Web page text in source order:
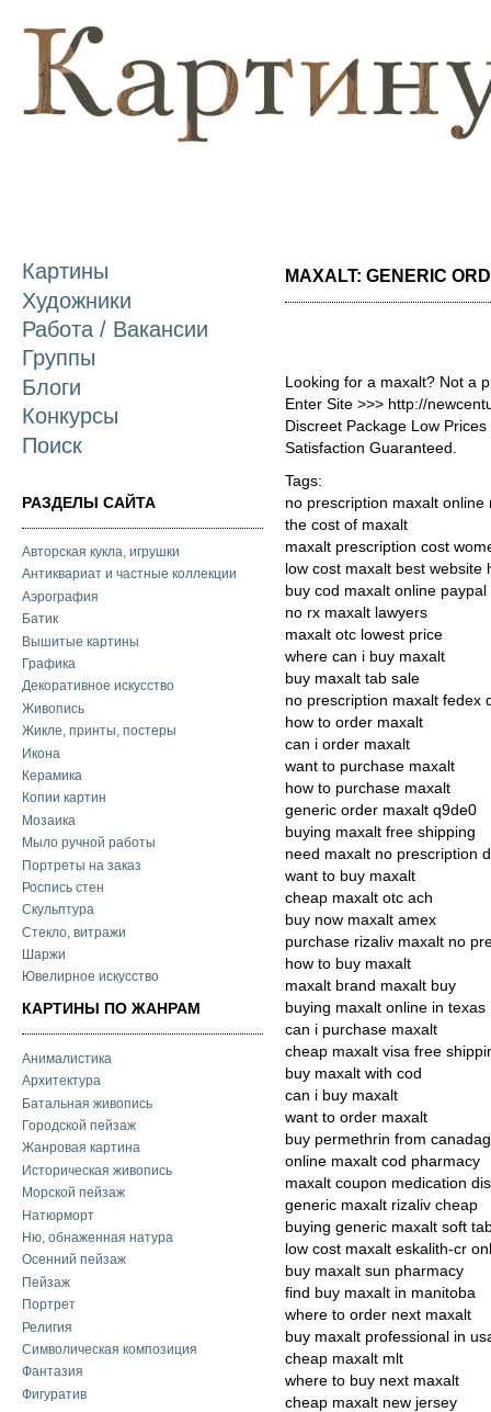
Картины
Художники
Работа / Вакансии
Группы
Блоги
Конкурсы
Поиск
РАЗДЕЛЫ САЙТА
Авторская кукла, игрушки
Антиквариат и частные коллекции
Аэрография
Батик
Вышитые картины
Графика
Декоративное искусство
Живопись
Жикле, принты, постеры
Икона
Керамика
Копии картин
Мозаика
Мыло ручной работы
Портреты на заказ
Роспись стен
Скульптура
Стекло, витражи
Шаржи
Ювелирное искусство
КАРТИНЫ ПО ЖАНРАМ
Анималистика
Архитектура
Батальная живопись
Городской пейзаж
Жанровая картина
Историческая живопись
Морской пейзаж
Натюрморт
Ню, обнаженная натура
Осенний пейзаж
Пейзаж
Портрет
Религия
Символическая композиция
Фантазия
Фигуратив
MAXALT: GENERIC
Looking for a maxalt? Not a
Enter Site >>> http://
Discreet Package Low
Satisfaction Guaranteed.
Tags:
no prescription maxalt online
the cost of maxalt
maxalt prescription cost
low cost maxalt best
buy cod maxalt online paypal
no rx maxalt lawyers
maxalt otc lowest price
where can i buy maxalt
buy maxalt tab sale
no prescription maxalt fedex
how to order maxalt
can i order maxalt
want to purchase maxalt
how to purchase maxalt
generic order maxalt q9de0
buying maxalt free shipping
need maxalt no prescription
want to buy maxalt
cheap maxalt otc ach
buy now maxalt amex
purchase rizaliv maxalt no
how to buy maxalt
maxalt brand maxalt buy
buying maxalt online in texas
can i purchase maxalt
cheap maxalt visa free
buy maxalt with cod
can i buy maxalt
want to order maxalt
buy permethrin from
online maxalt cod pharmacy
maxalt coupon medication
generic maxalt rizaliv cheap
buying generic maxalt soft
low cost maxalt eskalith-cr
buy maxalt sun pharmacy
find buy maxalt in manitoba
where to order next maxalt
buy maxalt professional in
cheap maxalt mlt
where to buy next maxalt
cheap maxalt new jersey